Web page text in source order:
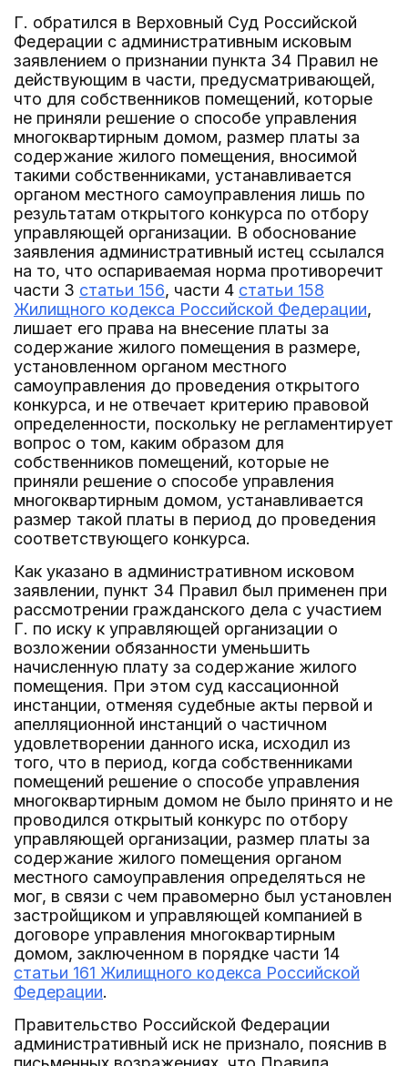
Г. обратился в Верховный Суд Российской
Федерации с административным исковым
заявлением о признании пункта 34 Правил не
действующим в части, предусматривающей,
что для собственников помещений, которые
не приняли решение о способе управления
многоквартирным домом, размер платы за
содержание жилого помещения, вносимой
такими собственниками, устанавливается
органом местного самоуправления лишь по
результатам открытого конкурса по отбору
управляющей организации. В обоснование
заявления административный истец ссылался
на то, что оспариваемая норма противоречит
части 3 статьи 156, части 4 статьи 158
Жилищного кодекса Российской Федерации,
лишает его права на внесение платы за
содержание жилого помещения в размере,
установленном органом местного
самоуправления до проведения открытого
конкурса, и не отвечает критерию правовой
определенности, поскольку не регламентирует
вопрос о том, каким образом для
собственников помещений, которые не
приняли решение о способе управления
многоквартирным домом, устанавливается
размер такой платы в период до проведения
соответствующего конкурса.
Как указано в административном исковом
заявлении, пункт 34 Правил был применен при
рассмотрении гражданского дела с участием
Г. по иску к управляющей организации о
возложении обязанности уменьшить
начисленную плату за содержание жилого
помещения. При этом суд кассационной
инстанции, отменяя судебные акты первой и
апелляционной инстанций о частичном
удовлетворении данного иска, исходил из
того, что в период, когда собственниками
помещений решение о способе управления
многоквартирным домом не было принято и не
проводился открытый конкурс по отбору
управляющей организации, размер платы за
содержание жилого помещения органом
местного самоуправления определяться не
мог, в связи с чем правомерно был установлен
застройщиком и управляющей компанией в
договоре управления многоквартирным
домом, заключенном в порядке части 14
статьи 161 Жилищного кодекса Российской
Федерации.
Правительство Российской Федерации
административный иск не признало, пояснив в